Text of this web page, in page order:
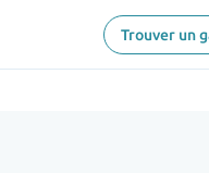
Trouver un